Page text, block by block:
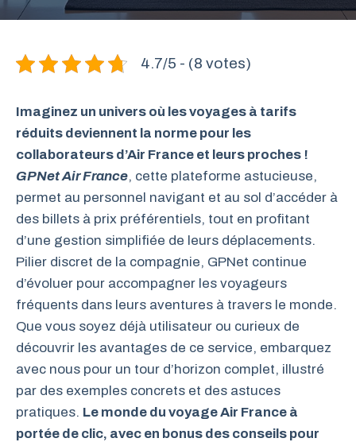
4.7/5 - (8 votes)
Imaginez un univers où les voyages à tarifs
réduits deviennent la norme pour les
collaborateurs d’Air France et leurs proches !
GPNet Air France, cette plateforme astucieuse,
permet au personnel navigant et au sol d’accéder à
des billets à prix préférentiels, tout en profitant
d’une gestion simplifiée de leurs déplacements.
Pilier discret de la compagnie, GPNet continue
d’évoluer pour accompagner les voyageurs
fréquents dans leurs aventures à travers le monde.
Que vous soyez déjà utilisateur ou curieux de
découvrir les avantages de ce service, embarquez
avec nous pour un tour d’horizon complet, illustré
par des exemples concrets et des astuces
pratiques. Le monde du voyage Air France à
portée de clic, avec en bonus des conseils pour